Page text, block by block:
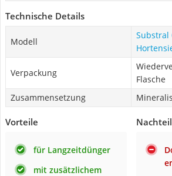
Technische Details
Modell
Substral
Verpackung
Flasche
Zusammensetzung
Vorteile
für Langzeitdünger
mit zusätzlichem